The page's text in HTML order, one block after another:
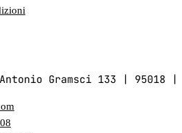
Gramsci 133 | 95018